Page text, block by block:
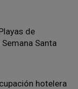
de
Santa
hotelera